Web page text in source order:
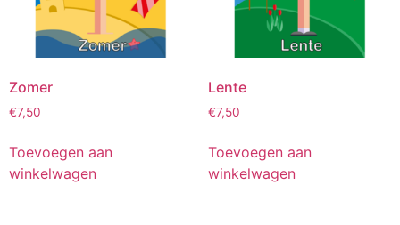
Zomer
€7,50
Toevoegen aan
winkelwagen
Lente
€7,50
Toevoegen aan
winkelwagen